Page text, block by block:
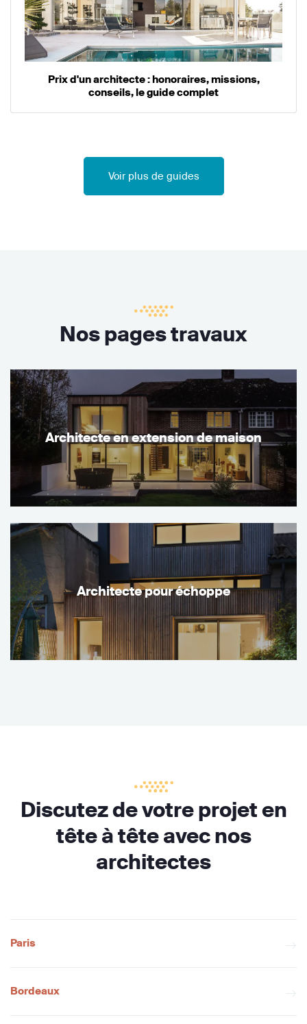
Prix d'un architecte : honoraires, missions,
conseils, le guide complet
Voir plus de guides
Nos pages travaux
Architecte en extension de maison
Architecte pour échoppe
Discutez de votre projet en
tête à tête avec nos
architectes
Paris
Bordeaux